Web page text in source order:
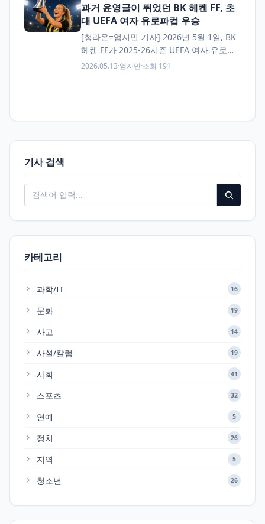
과거 윤영글이 뛰었던 BK 헤켄 FF, 초
대 UEFA 여자 유로파컵 우승
[청라온=엄지민 기자] 2026년 5월 1일, BK
헤켄 FF가 2025-26시즌 UEFA 여자 유로파
컵의 첫 우승팀이 됐다. UEFA 여자 유로파
2026.05.13·엄지민·조회 191
기사 검색
카테고리
과학/IT 16
문화 19
사고 14
사설/칼럼 19
사회 41
스포츠 32
연예 5
정치 26
지역 5
청소년 26